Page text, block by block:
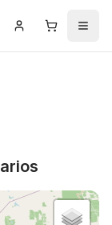
Iniciar Sesión
Carrito